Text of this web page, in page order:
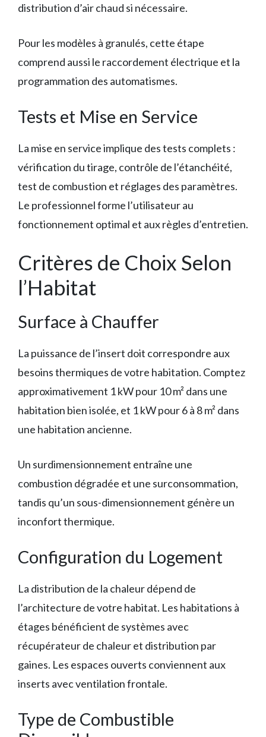
distribution d’air chaud si nécessaire.
Pour les modèles à granulés, cette étape
comprend aussi le raccordement électrique et la
programmation des automatismes.
Tests et Mise en Service
La mise en service implique des tests complets :
vérification du tirage, contrôle de l’étanchéité,
test de combustion et réglages des paramètres.
Le professionnel forme l’utilisateur au
fonctionnement optimal et aux règles d’entretien.
Critères de Choix Selon
l’Habitat
Surface à Chauffer
La puissance de l’insert doit correspondre aux
besoins thermiques de votre habitation. Comptez
approximativement 1 kW pour 10 m² dans une
habitation bien isolée, et 1 kW pour 6 à 8 m² dans
une habitation ancienne.
Un surdimensionnement entraîne une
combustion dégradée et une surconsommation,
tandis qu’un sous-dimensionnement génère un
inconfort thermique.
Configuration du Logement
La distribution de la chaleur dépend de
l’architecture de votre habitat. Les habitations à
étages bénéficient de systèmes avec
récupérateur de chaleur et distribution par
gaines. Les espaces ouverts conviennent aux
inserts avec ventilation frontale.
Type de Combustible